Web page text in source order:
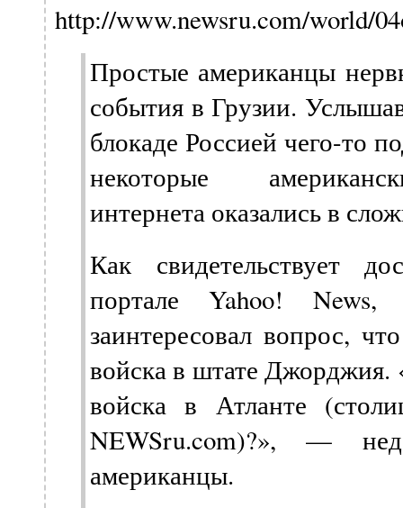
http://www.newsru.com/world/
Простые американцы
события в Грузии.
блокаде Россией чего-то
некоторые
интернета оказались в
Как свидетельствует
портале Yahoo!
заинтересовал вопрос,
войска в штате Джорджия.
войска в Атланте
NEWSru.com)?», —
американцы.